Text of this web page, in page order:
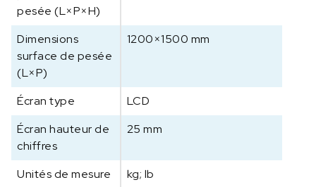
pesée (L×P×H)
Dimensions
surface de pesée
(L×P)
1200×1500 mm
Écran type
LCD
Écran hauteur de
chiffres
25 mm
Unités de mesure
kg; lb